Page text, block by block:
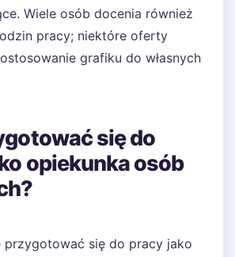
Wiele osób docenia również
pracy; niektóre oferty
grafiku do własnych
się do
opiekunka osób
przygotować się do pracy jako